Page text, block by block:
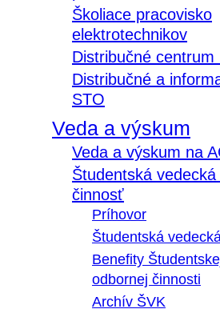
Školiace pracovisko
elektrotechnikov
Distribučné centrum
Distribučné a
STO
Veda a výskum
Veda a výskum na
Študentská
činnosť
Príhovor
Študentská
Benefity
odbornej činnosti
Archív ŠVK